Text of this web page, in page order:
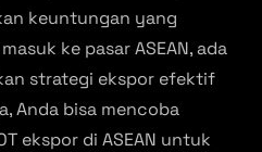
keuntungan yang
ke pasar ASEAN, ada
strategi ekspor efektif
Anda bisa mencoba
ekspor di ASEAN untuk